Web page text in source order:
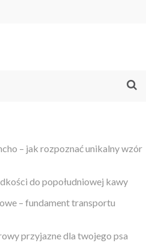
– jak rozpoznać unikalny wzór
do popołudniowej kawy
– fundament transportu
przyjazne dla twojego psa